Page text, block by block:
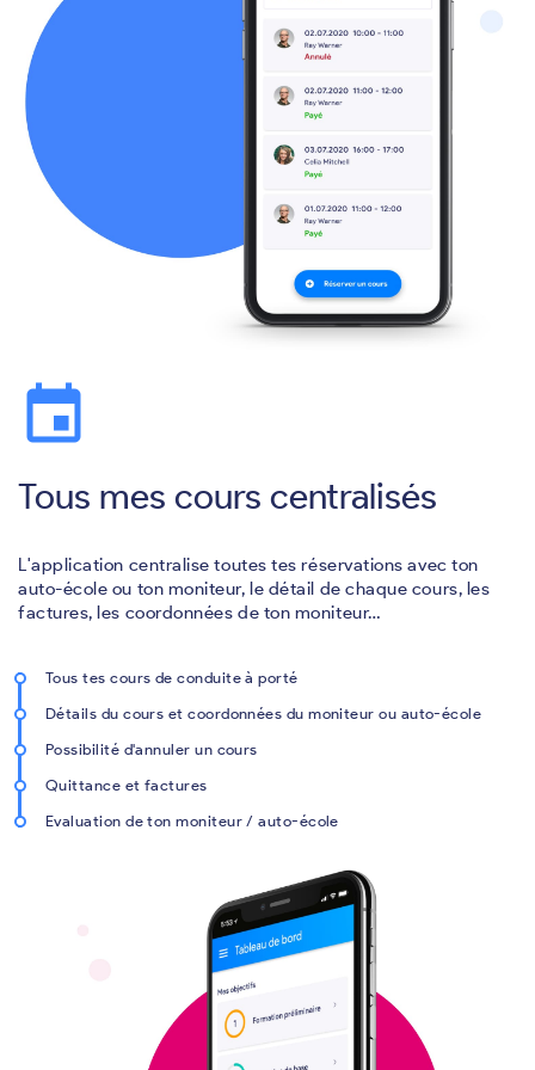
event
Tous mes cours centralisés
L'application centralise toutes tes réservations avec ton
auto-école ou ton moniteur, le détail de chaque cours, les
factures, les coordonnées de ton moniteur…
Tous tes cours de conduite à porté
Détails du cours et coordonnées du moniteur ou auto-école
Possibilité d'annuler un cours
Quittance et factures
Evaluation de ton moniteur / auto-école